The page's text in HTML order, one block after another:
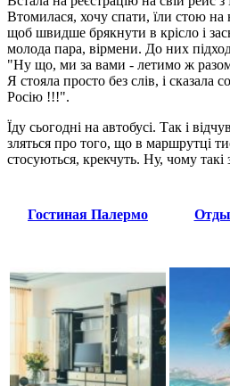
Втомилася, хочу спати, їли стою на
щоб швидше брякнути в крісло і
молода пара, вірмени. До них
"Ну що, ми за вами - летимо ж
Я стояла просто без слів, і сказала
Росію !!!".
Їду сьогодні на автобусі. Так і
зляться про того, що в маршрутці
стосуються, крекчуть. Ну, чому такі
Гостиная Палермо